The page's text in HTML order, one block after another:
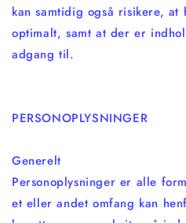
kan samtidig også risikere, at
optimalt, samt at der er
adgang til.
PERSONOPLYSNINGER
Generelt
Personoplysninger er alle
et eller andet omfang kan